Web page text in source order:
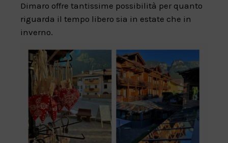
Dimaro offre tantissime possibilità per quanto
riguarda il tempo libero sia in estate che in
inverno.